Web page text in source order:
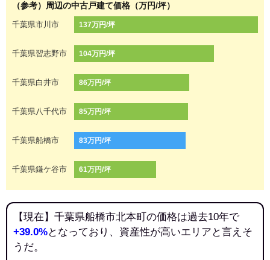
（参考）周辺の中古戸建て価格（万円/坪）
千葉県市川市 137万円/坪
千葉県習志野市 104万円/坪
千葉県白井市 86万円/坪
千葉県八千代市 85万円/坪
千葉県船橋市 83万円/坪
千葉県鎌ケ谷市 61万円/坪
【現在】千葉県船橋市北本町の価格は過去10年で
+39.0%となっており、資産性が高いエリアと言えそ
うだ。